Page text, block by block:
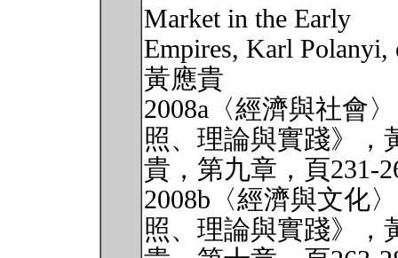
Market in the Early
Empires, Karl Polanyi,
黃應貴
2008a〈經濟與社會
照、理論與實踐》，
貴，第九章，頁231-
2008b〈經濟與文化
照、理論與實踐》，